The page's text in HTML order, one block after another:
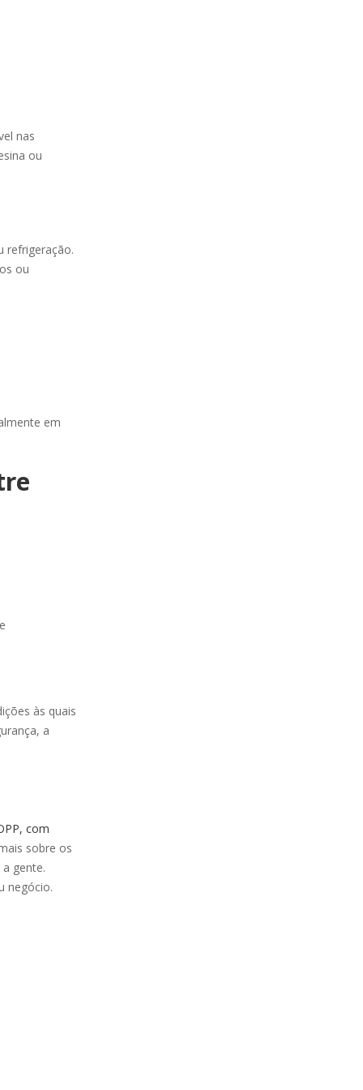
nas
ou
refrigeração.
ou
em
às quais
a
com
sobre os
gente.
negócio.